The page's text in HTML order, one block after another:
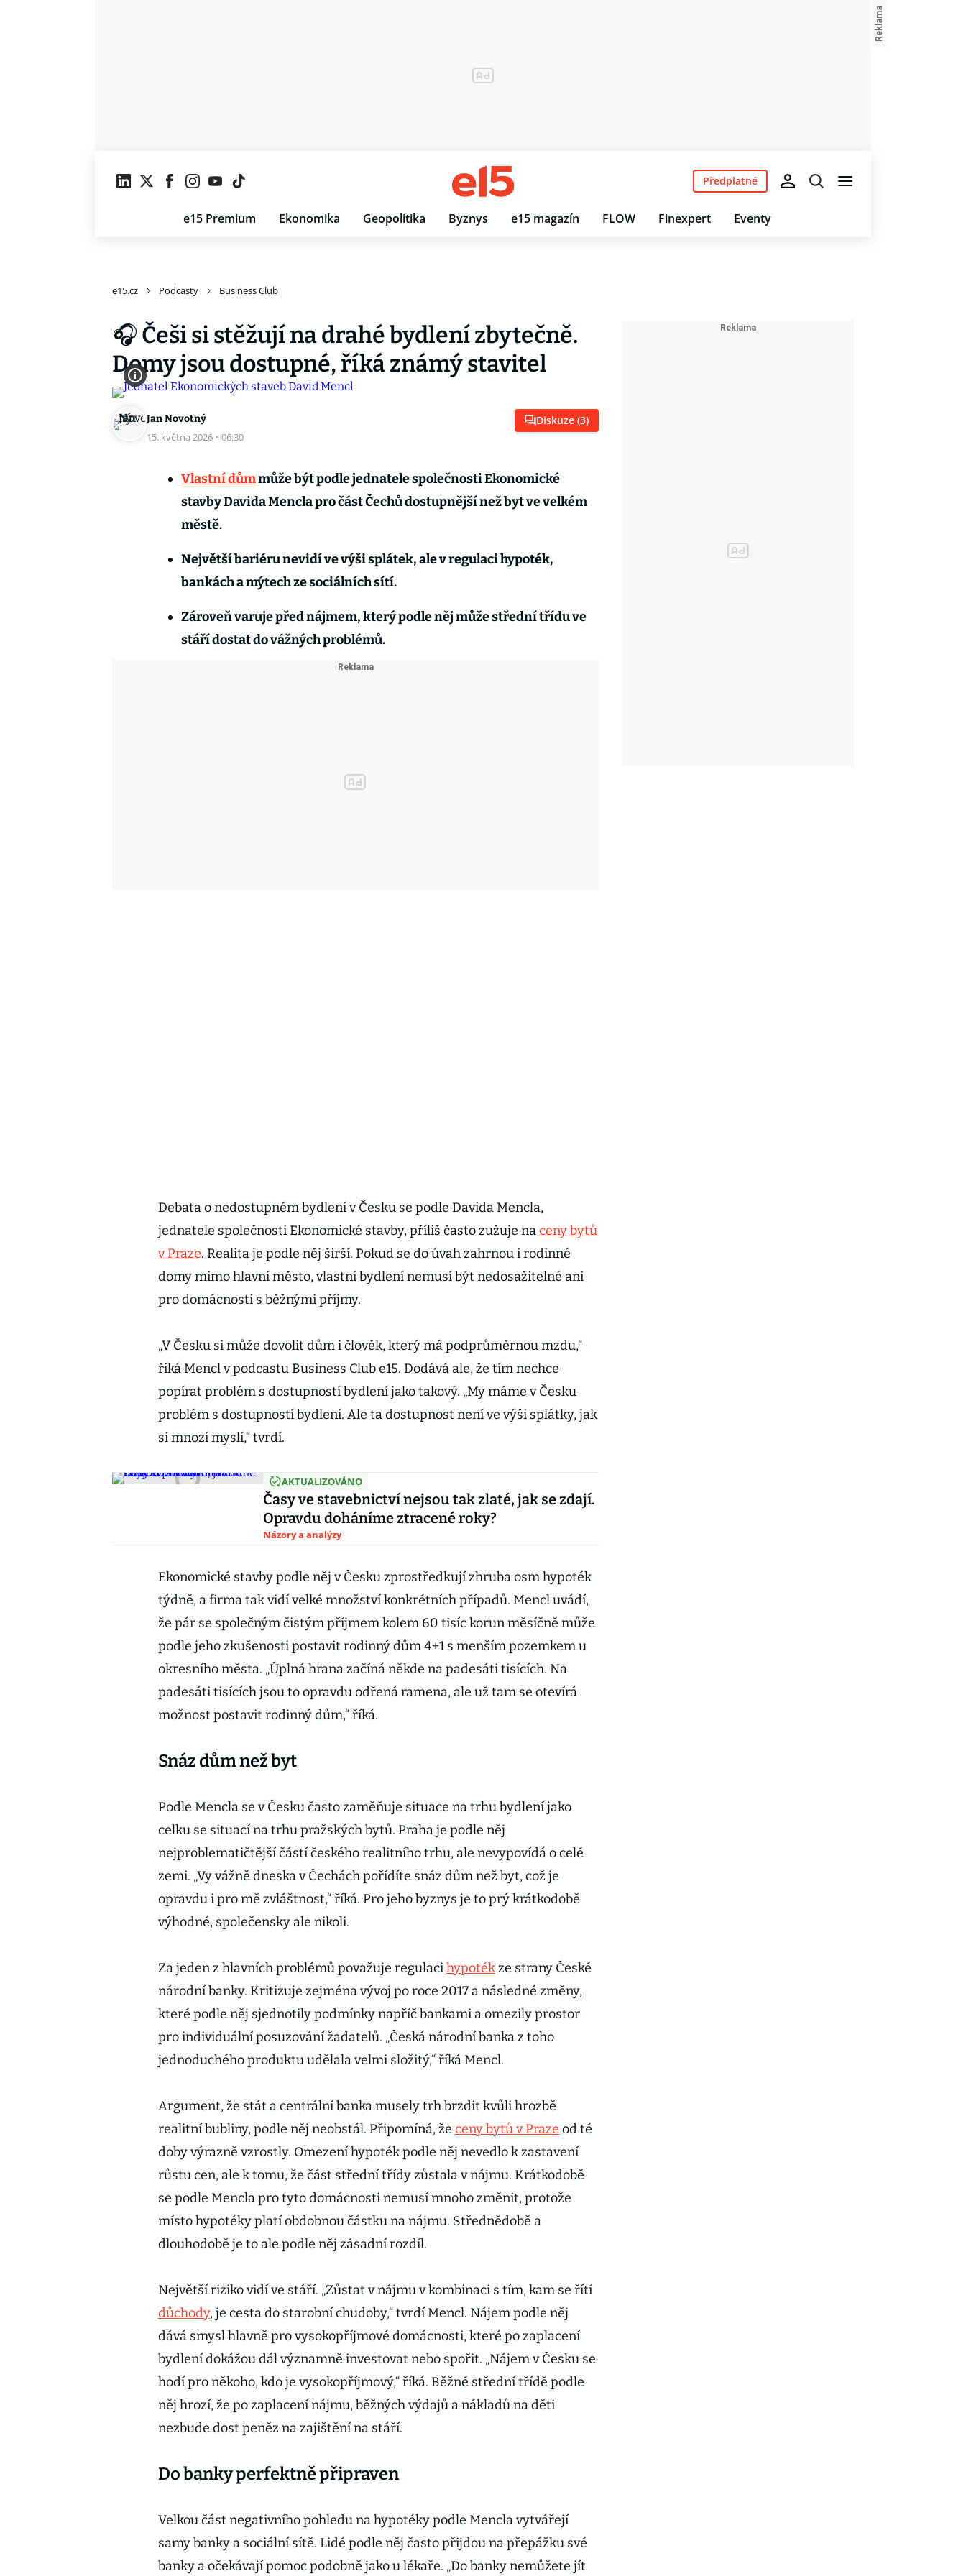
e15 Premium Ekonomika Geopolitika Byznys e15 magazín FLOW Finexpert Eventy
Předplatné
e15.cz Podcasty Business Club
🎧 Češi si stěžují na drahé bydlení zbytečně.
Domy jsou dostupné, říká známý stavitel
Jan Novotný
15. května 2026 · 06:30
Diskuze (3)
Vlastní důmmůže být podle jednatele společnosti Ekonomické
stavby Davida Mencla pro část Čechů dostupnější než byt ve velkém
městě.
Největší bariéru nevidí ve výši splátek, ale v regulaci hypoték,
bankách a mýtech ze sociálních sítí.
Zároveň varuje před nájmem, který podle něj může střední třídu ve
stáří dostat do vážných problémů.
Debata o nedostupném bydlení v Česku se podle Davida Mencla,
jednatele společnosti Ekonomické stavby, příliš často zužuje naceny bytů
v Praze. Realita je podle něj širší. Pokud se do úvah zahrnou i rodinné
domy mimo hlavní město, vlastní bydlení nemusí být nedosažitelné ani
pro domácnosti s běžnými příjmy.
„V Česku si může dovolit dům i člověk, který má podprůměrnou mzdu,“
říká Mencl v podcastu Business Club e15. Dodává ale, že tím nechce
popírat problém s dostupností bydlení jako takový. „My máme v Česku
problém s dostupností bydlení. Ale ta dostupnost není ve výši splátky, jak
si mnozí myslí,“ tvrdí.
AKTUALIZOVÁNO
Časy ve stavebnictví nejsou tak zlaté, jak se zdají.
Opravdu doháníme ztracené roky?
Názory a analýzy
Ekonomické stavby podle něj v Česku zprostředkují zhruba osm hypoték
týdně, a firma tak vidí velké množství konkrétních případů. Mencl uvádí,
že pár se společným čistým příjmem kolem 60 tisíc korun měsíčně může
podle jeho zkušenosti postavit rodinný dům 4+1 s menším pozemkem u
okresního města. „Úplná hrana začíná někde na padesáti tisících. Na
padesáti tisících jsou to opravdu odřená ramena, ale už tam se otevírá
možnost postavit rodinný dům,“ říká.
Snáz dům než byt
Podle Mencla se v Česku často zaměňuje situace na trhu bydlení jako
celku se situací na trhu pražských bytů. Praha je podle něj
nejproblematičtější částí českého realitního trhu, ale nevypovídá o celé
zemi. „Vy vážně dneska v Čechách pořídíte snáz dům než byt, což je
opravdu i pro mě zvláštnost,“ říká. Pro jeho byznys je to prý krátkodobě
výhodné, společensky ale nikoli.
Za jeden z hlavních problémů považuje regulacihypotékze strany České
národní banky. Kritizuje zejména vývoj po roce 2017 a následné změny,
které podle něj sjednotily podmínky napříč bankami a omezily prostor
pro individuální posuzování žadatelů. „Česká národní banka z toho
jednoduchého produktu udělala velmi složitý,“ říká Mencl.
Argument, že stát a centrální banka musely trh brzdit kvůli hrozbě
realitní bubliny, podle něj neobstál. Připomíná, že ceny bytů v Praze od té
doby výrazně vzrostly. Omezení hypoték podle něj nevedlo k zastavení
růstu cen, ale k tomu, že část střední třídy zůstala v nájmu. Krátkodobě
se podle Mencla pro tyto domácnosti nemusí mnoho změnit, protože
místo hypotéky platí obdobnou částku na nájmu. Střednědobě a
dlouhodobě je to ale podle něj zásadní rozdíl.
Největší riziko vidí ve stáří. „Zůstat v nájmu v kombinaci s tím, kam se řítí
důchody, je cesta do starobní chudoby,“ tvrdí Mencl. Nájem podle něj
dává smysl hlavně pro vysokopříjmové domácnosti, které po zaplacení
bydlení dokážou dál významně investovat nebo spořit. „Nájem v Česku se
hodí pro někoho, kdo je vysokopříjmový,“ říká. Běžné střední třídě podle
něj hrozí, že po zaplacení nájmu, běžných výdajů a nákladů na děti
nezbude dost peněz na zajištění na stáří.
Do banky perfektně připraven
Velkou část negativního pohledu na hypotéky podle Mencla vytvářejí
samy banky a sociální sítě. Lidé podle něj často přijdou na přepážku své
banky a očekávají pomoc podobně jako u lékaře. „Do banky nemůžete jít